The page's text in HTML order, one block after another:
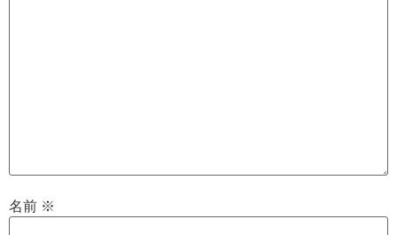
名前 ※